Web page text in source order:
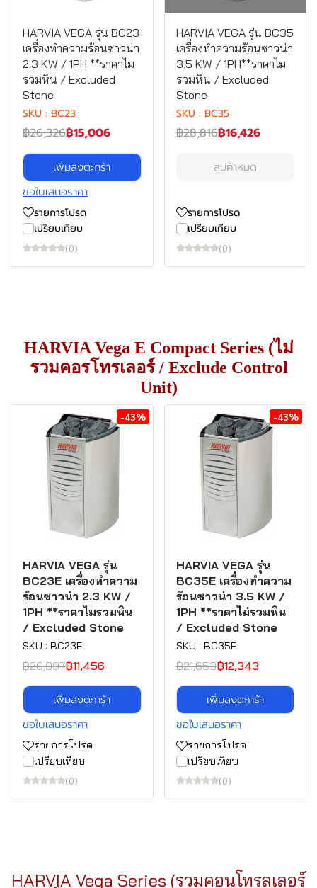
HARVIA VEGA รุ่น BC23
เครื่องทำความร้อนซาวน่า
2.3 KW / 1PH **ราคาไม
รวมหิน / Excluded
Stone
SKU : BC23
฿26,326฿15,006
เพิ่มลงตะกร้า
ขอใบเสนอราคา
รายการโปรด
เปรียบเทียบ
(0)
HARVIA VEGA รุ่น BC35
เครื่องทำความร้อนซาวน่า
3.5 KW / 1PH**ราคาไม
รวมหิน / Excluded
Stone
SKU : BC35
฿28,816฿16,426
สินค้าหมด
รายการโปรด
เปรียบเทียบ
(0)
HARVIA Vega E Compact Series (ไม่
รวมคอรโทรเลอร์ / Exclude Control
Unit)
-43%
HARVIA VEGA รุ่น
BC23E เครื่องทำความ
ร้อนซาวน่า 2.3 KW /
1PH **ราคาไมรวมหิน
/ Excluded Stone
SKU : BC23E
฿20,097฿11,456
เพิ่มลงตะกร้า
ขอใบเสนอราคา
รายการโปรด
เปรียบเทียบ
(0)
-43%
HARVIA VEGA รุ่น
BC35E เครื่องทำความ
ร้อนซาวน่า 3.5 KW /
1PH **ราคาไม่รวมหิน
/ Excluded Stone
SKU : BC35E
฿21,653฿12,343
เพิ่มลงตะกร้า
ขอใบเสนอราคา
รายการโปรด
เปรียบเทียบ
(0)
HARVIA Vega Series (รวมคอนโทรลเลอร์